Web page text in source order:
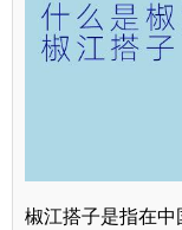
椒江搭子是指在